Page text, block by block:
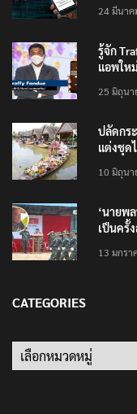
24 มีนาค
รู้จัก
แอพให
25 มิถุน
ปลัดกร
แต่งชุด
10 มิถุน
‘นายพ
เป็นครั้
13 มกรา
CATEGORIES
Categories